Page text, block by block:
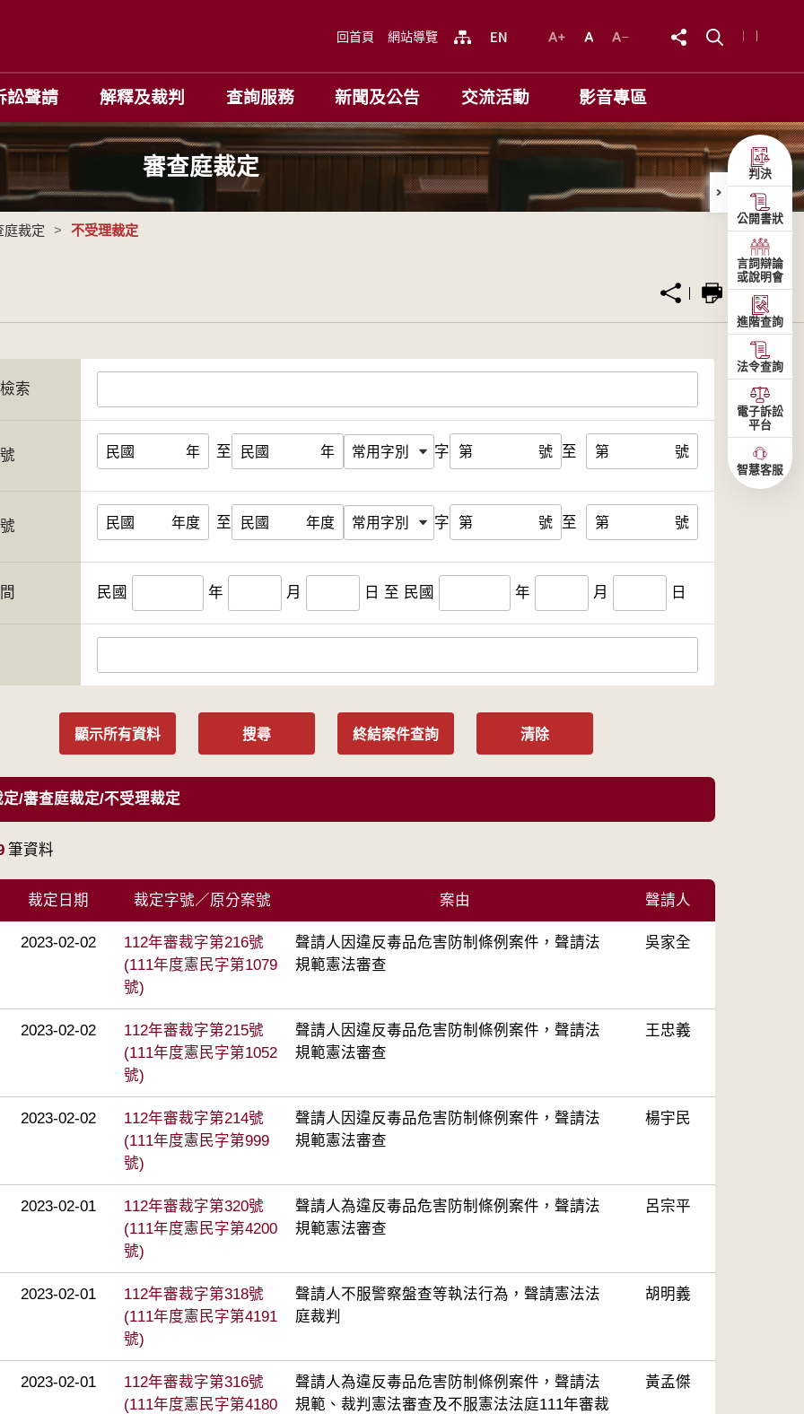
回首頁 網站導覽
訟聲請 解釋及裁判 查詢服務 新聞及公告 交流活動 影音專區
審查庭裁定
庭裁定 > 不受理裁定
索
民國 年 至 民國 年 字 第 號 至 第 號
民國 年度 至 民國 年度 字 第 號 至 第 號
民國 年 月 日 至 民國 年 月 日
顯示所有資料 搜尋 終結案件查詢 清除
定/審查庭裁定/不受理裁定
筆資料
裁定日期 裁定字號／原分案號 案由 聲請人
2023-02-02
112年審裁字第216號
(111年度憲民字第1079
號)
聲請人因違反毒品危害防制條例案件，聲請法
規範憲法審查
吳家全
2023-02-02
112年審裁字第215號
(111年度憲民字第1052
號)
聲請人因違反毒品危害防制條例案件，聲請法
規範憲法審查
王忠義
2023-02-02
112年審裁字第214號
(111年度憲民字第999
號)
聲請人因違反毒品危害防制條例案件，聲請法
規範憲法審查
楊宇民
2023-02-01
112年審裁字第320號
(111年度憲民字第4200
號)
聲請人為違反毒品危害防制條例案件，聲請法
規範憲法審查
呂宗平
2023-02-01
112年審裁字第318號
(111年度憲民字第4191
號)
聲請人不服警察盤查等執法行為，聲請憲法法
庭裁判
胡明義
2023-02-01
112年審裁字第316號
(111年度憲民字第4180
聲請人為違反毒品危害防制條例案件，聲請法
規範、裁判憲法審查及不服憲法法庭111年審裁
黃孟傑
判決
公開書狀
言詞辯論
或說明會
進階查詢
法令查詢
電子訴訟
平台
智慧客服